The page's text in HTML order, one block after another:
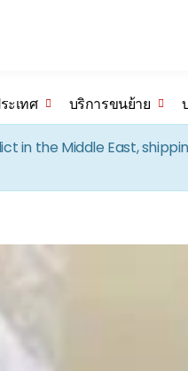
ะเทศ บริการขนย้าย
in the Middle East,